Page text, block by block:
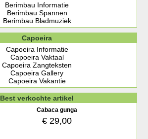
Berimbau Informatie
Berimbau Spannen
Berimbau Bladmuziek
Capoeira
Capoeira Informatie
Capoeira Vaktaal
Capoeira Zangteksten
Capoeira Gallery
Capoeira Vakantie
Best verkochte artikel
Cabaca gunga
€ 29,00